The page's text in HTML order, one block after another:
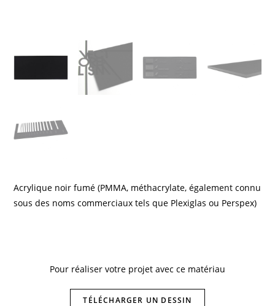
Acrylique noir fumé (PMMA, méthacrylate, également connu
sous des noms commerciaux tels que Plexiglas ou Perspex)
Pour réaliser votre projet avec ce matériau
TÉLÉCHARGER UN DESSIN